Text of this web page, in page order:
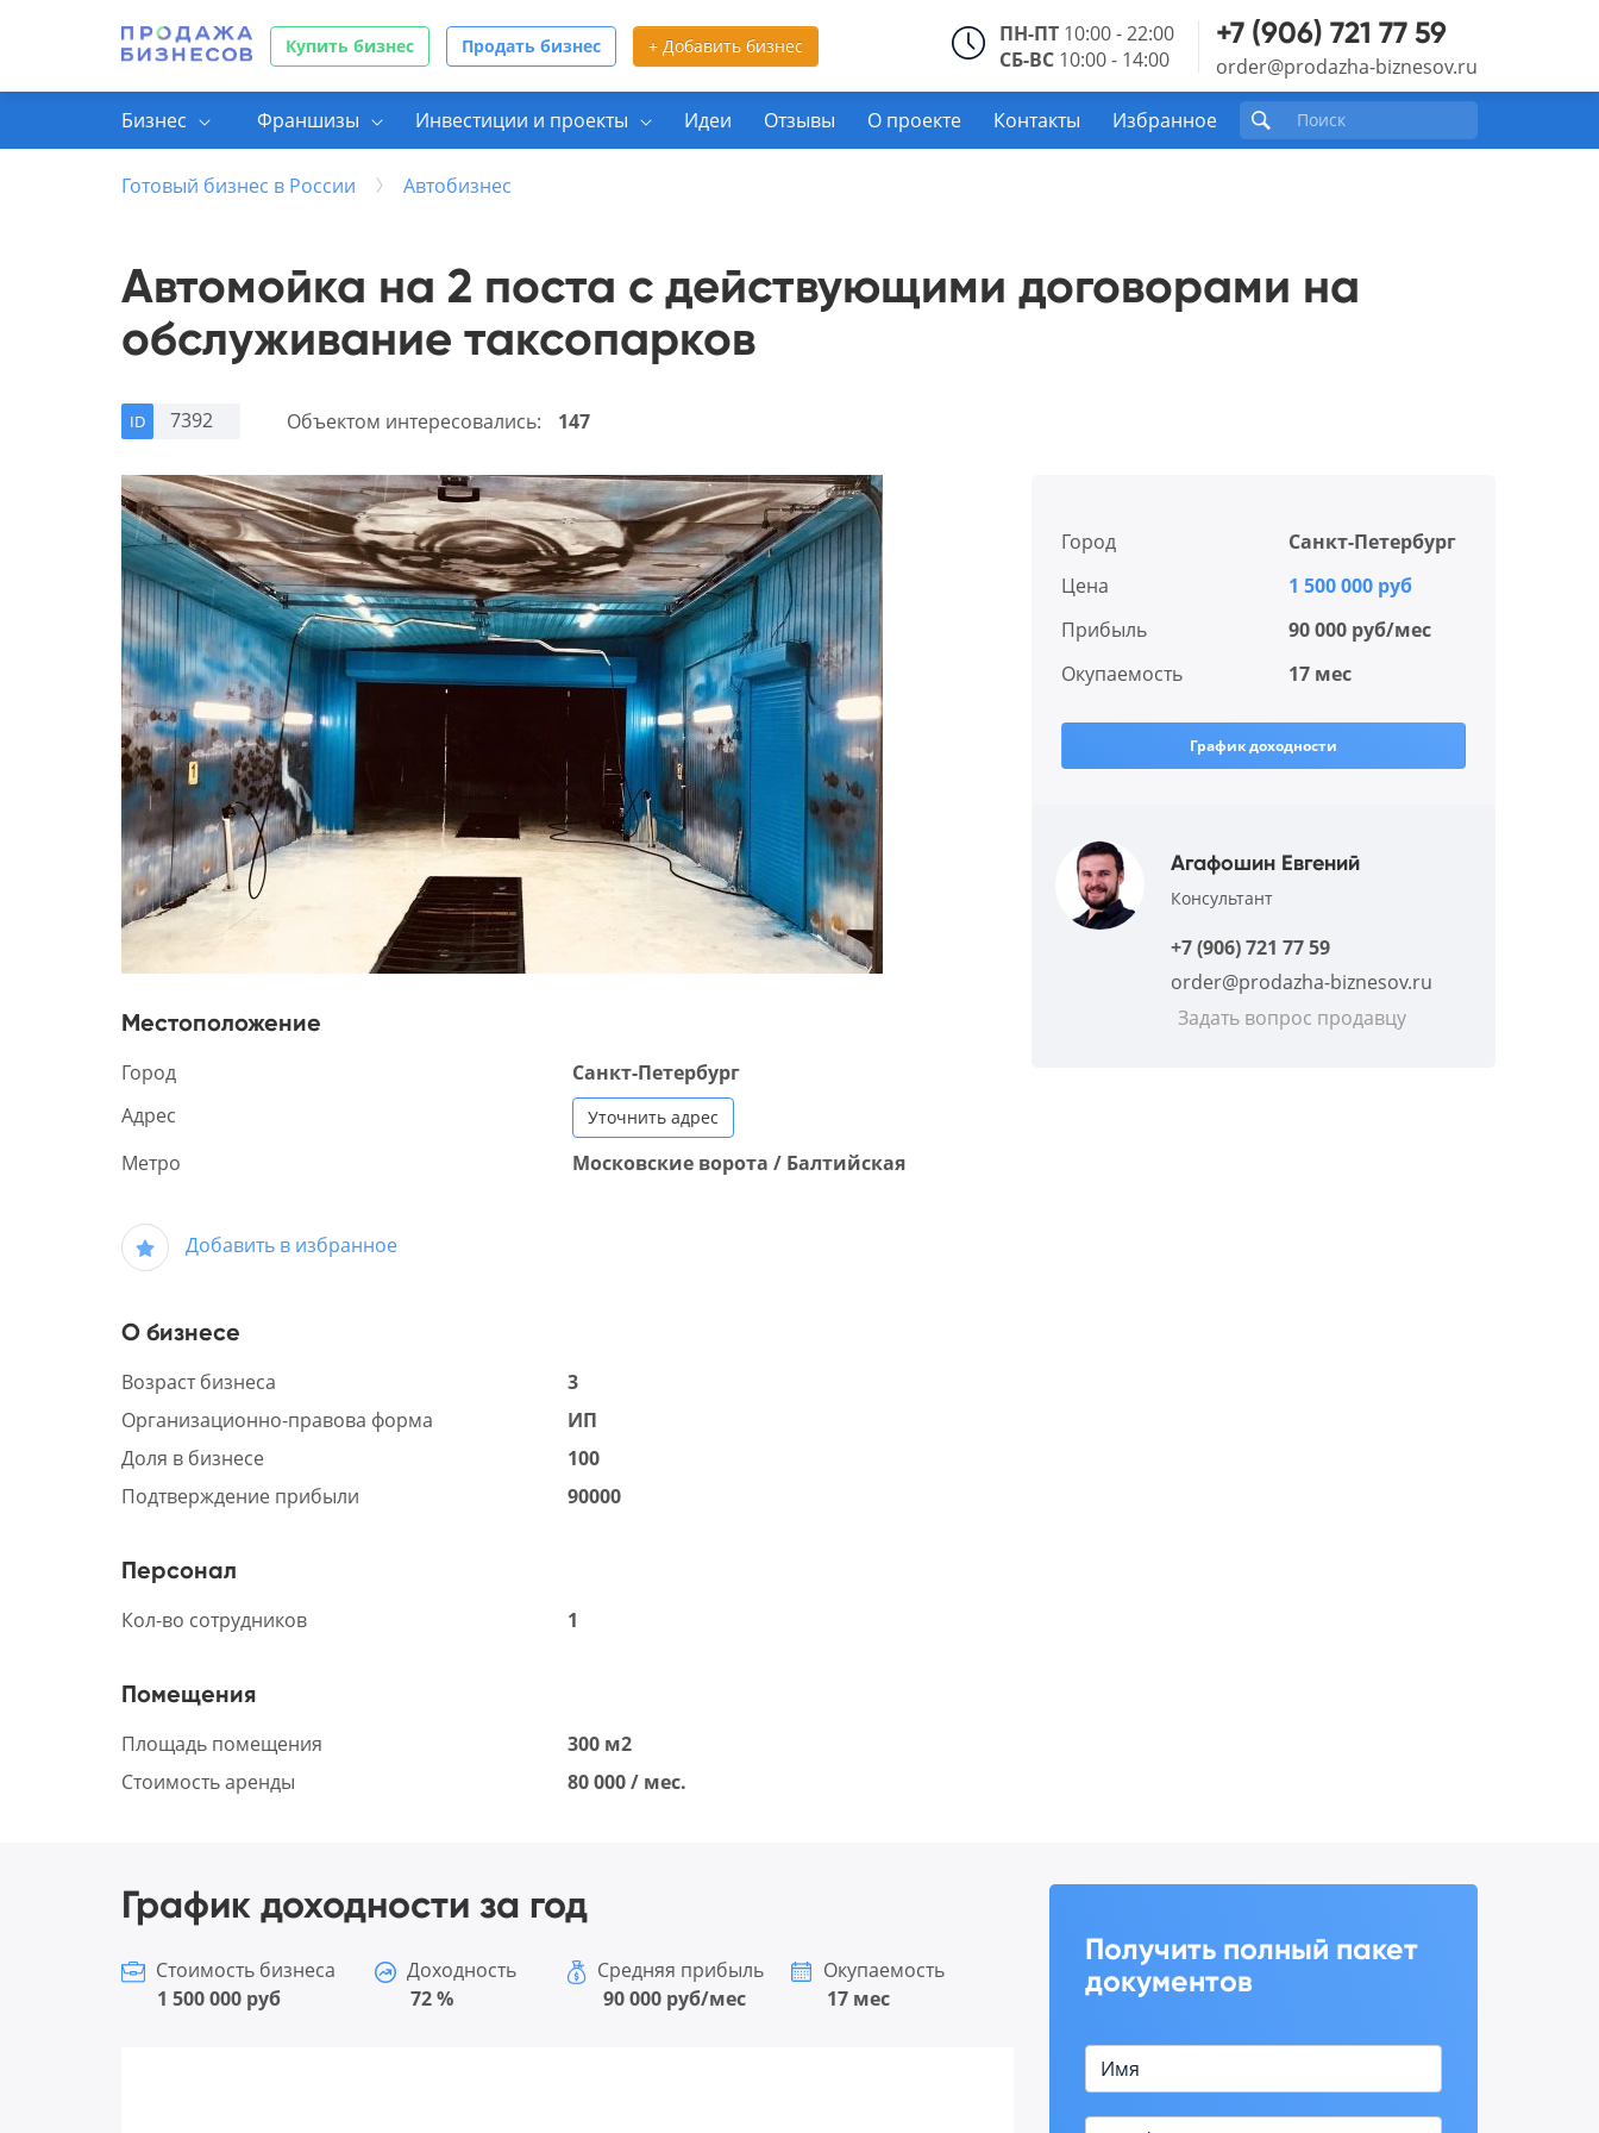
Купить бизнес Продать бизнес + Добавить бизнес ПН-ПТ 10:00 - 22:00
СБ-ВС 10:00 - 14:00
+7 (906) 721 77 59
order@prodazha-biznesov.ru
Бизнес Франшизы Инвестиции и проекты Идеи Отзывы О проекте Контакты Избранное
Готовый бизнес в России Автобизнес
Автомойка на 2 поста с действующими договорами на
обслуживание таксопарков
ID 7392 Объектом интересовались: 147
Местоположение
Город
Санкт-Петербург
Адрес
Уточнить адрес
Метро Московские ворота / Балтийская
Добавить в избранное
О бизнесе
Возраст бизнеса
3
Организационно-правова форма
ИП
Доля в бизнесе
100
Подтверждение прибыли
90000
Персонал
Кол-во сотрудников 1
Помещения
Площадь помещения
300 м2
Стоимость аренды
80 000 / мес.
Город
Санкт-Петербург
Цена
1 500 000 руб
Прибыль
90 000 руб/мес
Окупаемость
17 мес
График доходности
Агафошин Евгений
Консультант
+7 (906) 721 77 59
order@prodazha-biznesov.ru
Задать вопрос продавцу
График доходности за год
Стоимость бизнеса
1 500 000 руб
Доходность
72 %
Средняя прибыль
90 000 руб/мес
Окупаемость
17 мес
Получить полный пакет
документов